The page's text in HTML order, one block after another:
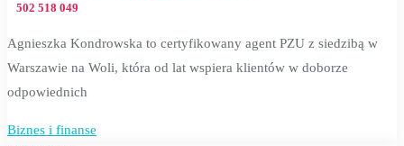
502 518 049
Agnieszka Kondrowska to certyfikowany agent PZU z siedzibą w
Warszawie na Woli, która od lat wspiera klientów w doborze
odpowiednich
Biznes i finanse